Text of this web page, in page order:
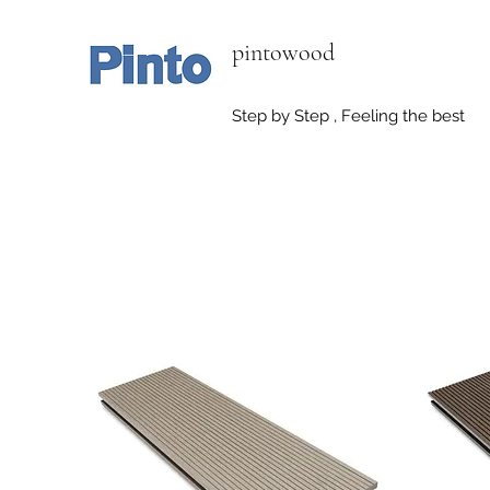
pintowood
Step by Step , Feeling the best